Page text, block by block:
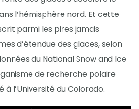
l’hémisphère nord. Et cette
parmi les pires jamais
d’étendue des glaces, selon
du National Snow and Ice
de recherche polaire
l’Université du Colorado.